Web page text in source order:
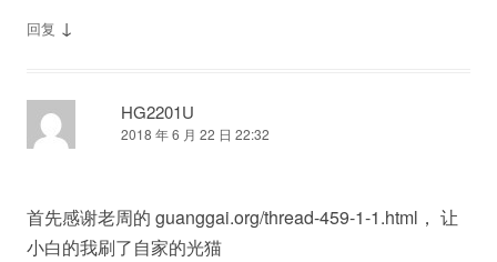
回复 ↓
HG2201U
2018 年 6 月 22 日 22:32
首先感谢老周的 guanggai.org/thread-459-1-1.html， 让
小白的我刷了自家的光猫